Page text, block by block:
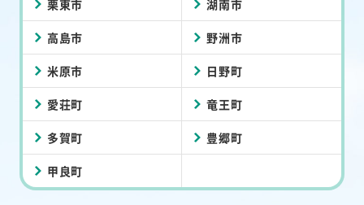
栗東市 湖南市
高島市 野洲市
米原市 日野町
愛荘町 竜王町
多賀町 豊郷町
甲良町